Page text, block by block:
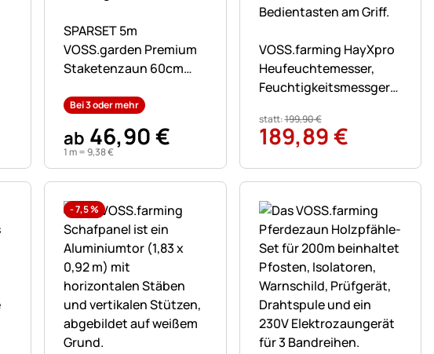
Noch keine Bewertungen abgegeben
SPARSET 5m
VOSS.garden Premium
Staketenzaun 60cm
mit 9 Buchenpfählen
90cm
Bei 3 oder mehr
ab 46,90€
1 m =9,38€
VOSS.farming HayXpro
Heufeuchtemesser,
Feuchtigkeitsmessgerät
Silage
statt:199,90€
189,89€
-7,5%